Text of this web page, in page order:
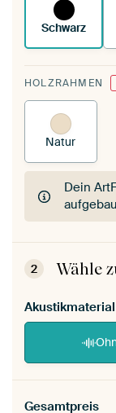
Schwarz
HOLZRAHMEN
Natur
Dein
Dein
2 Wähle
Akustikmaterial
Gesamtpreis